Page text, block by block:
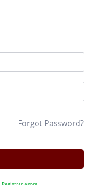
Forgot Password?
Registrar agora